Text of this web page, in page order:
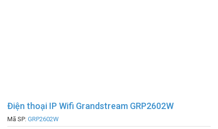
Điện thoại IP Wifi Grandstream GRP2602W
Mã SP: GRP2602W